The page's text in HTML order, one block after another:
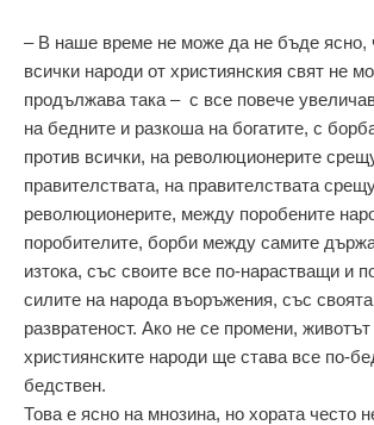
– В наше време не може да не бъде ясно,
всички народи от християнския свят не
продължава така – с все повече
на бедните и разкоша на богатите, с
против всички, на революционерите
правителствата, на правителствата
революционерите, между поробените
поробителите, борби между самите
изтока, със своите все по-нарастващи и
силите на народа въоръжения, със
развратеност. Ако не се промени,
християнските народи ще става все по-
бедствен.
Това е ясно на мнозина, но хората често